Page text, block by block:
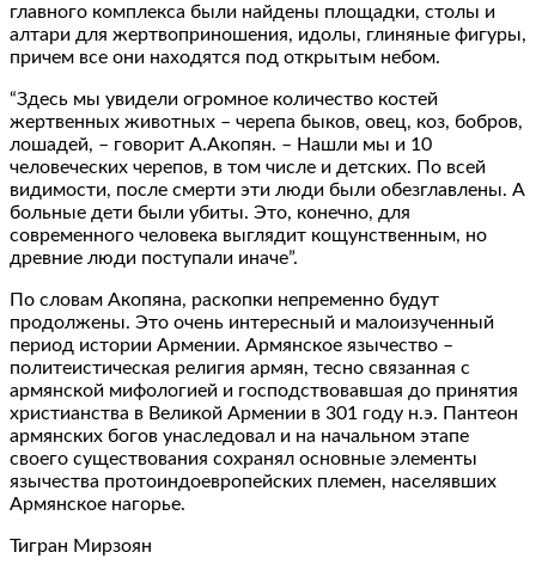
главного комплекса были найдены площадки, столы и
алтари для жертвоприношения, идолы, глиняные фигуры,
причем все они находятся под открытым небом.
“Здесь мы увидели огромное количество костей
жертвенных животных – черепа быков, овец, коз, бобров,
лошадей, – говорит А.Акопян. – Нашли мы и 10
человеческих черепов, в том числе и детских. По всей
видимости, после смерти эти люди были обезглавлены. А
больные дети были убиты. Это, конечно, для
современного человека выглядит кощунственным, но
древние люди поступали иначе”.
По словам Акопяна, раскопки непременно будут
продолжены. Это очень интересный и малоизученный
период истории Армении. Армянское язычество –
политеистическая религия армян, тесно связанная с
армянской мифологией и господствовавшая до принятия
христианства в Великой Армении в 301 году н.э. Пантеон
армянских богов унаследовал и на начальном этапе
своего существования сохранял основные элементы
язычества протоиндоевропейских племен, населявших
Армянское нагорье.
Тигран Мирзоян